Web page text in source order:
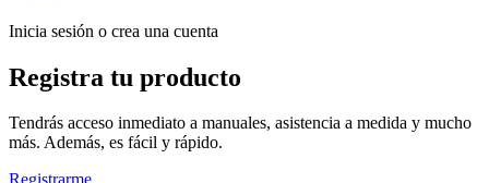
Inicia sesión o crea una cuenta
Registra tu producto
Tendrás acceso inmediato a manuales, asistencia a medida y mucho
más. Además, es fácil y rápido.